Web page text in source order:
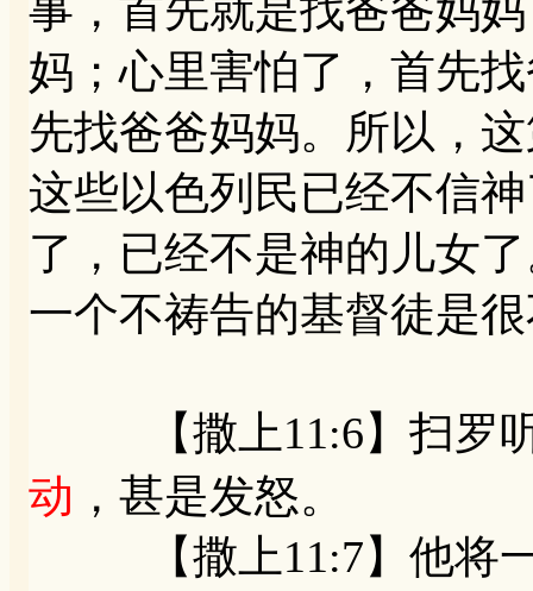
事，首先就是找爸爸妈
妈；心里害怕了，首先
先找爸爸妈妈。所以，
这些以色列民已经不信
了，已经不是神的儿女
一个不祷告的基督徒是
【撒上11:6】扫罗听
动 ，甚是发怒。
【撒上11:7】他将一